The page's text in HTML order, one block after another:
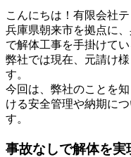
こんにちは！有限会社
兵庫県朝来市を拠点に
で解体工事を手掛けてい
弊社では現在、元請け
す。
今回は、弊社のことを
ける安全管理や納期に
す。
事故なしで解体を実